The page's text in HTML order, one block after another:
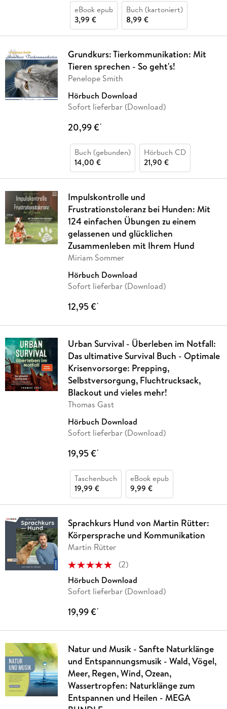
eBook epub
3,99 €
Buch (kartoniert)
8,99 €
Grundkurs: Tierkommunikation: Mit
Tieren sprechen - So geht's!
Penelope Smith
Hörbuch Download
Sofort lieferbar (Download)
20,99 €*
Buch (gebunden)
14,00 €
Hörbuch CD
21,90 €
Impulskontrolle und
Frustrationstoleranz bei Hunden: Mit
124 einfachen Übungen zu einem
gelassenen und glücklichen
Zusammenleben mit Ihrem Hund
Miriam Sommer
Hörbuch Download
Sofort lieferbar (Download)
12,95 €*
Urban Survival - Überleben im Notfall:
Das ultimative Survival Buch - Optimale
Krisenvorsorge: Prepping,
Selbstversorgung, Fluchtrucksack,
Blackout und vieles mehr!
Thomas Gast
Hörbuch Download
Sofort lieferbar (Download)
19,95 €*
Taschenbuch
19,99 €
eBook epub
9,99 €
Sprachkurs Hund von Martin Rütter:
Körpersprache und Kommunikation
Martin Rütter
(2)
Hörbuch Download
Sofort lieferbar (Download)
19,99 €*
Natur und Musik - Sanfte Naturklänge
und Entspannungsmusik - Wald, Vögel,
Meer, Regen, Wind, Ozean,
Wassertropfen: Naturklänge zum
Entspannen und Heilen - MEGA